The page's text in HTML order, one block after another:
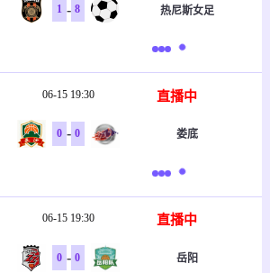
1 - 8 热尼斯女足
06-15 19:30 直播中
0 - 0 娄底
06-15 19:30 直播中
0 - 0 岳阳